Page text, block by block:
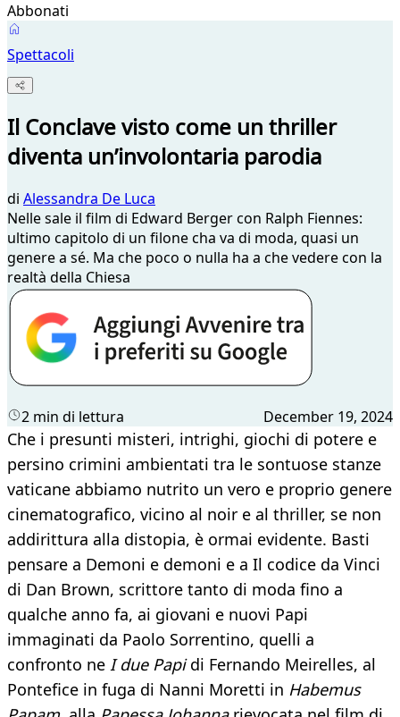
Abbonati
Spettacoli
Il Conclave visto come un thriller
diventa un’involontaria parodia
di Alessandra De Luca
Nelle sale il film di Edward Berger con Ralph Fiennes:
ultimo capitolo di un filone cha va di moda, quasi un
genere a sé. Ma che poco o nulla ha a che vedere con la
realtà della Chiesa
2 min di lettura December 19, 2024
Che i presunti misteri, intrighi, giochi di potere e
persino crimini ambientati tra le sontuose stanze
vaticane abbiamo nutrito un vero e proprio genere
cinematografico, vicino al noir e al thriller, se non
addirittura alla distopia, è ormai evidente. Basti
pensare a Demoni e demoni e a Il codice da Vinci
di Dan Brown, scrittore tanto di moda fino a
qualche anno fa, ai giovani e nuovi Papi
immaginati da Paolo Sorrentino, quelli a
confronto ne I due Papidi Fernando Meirelles, al
Pontefice in fuga di Nanni Moretti in Habemus